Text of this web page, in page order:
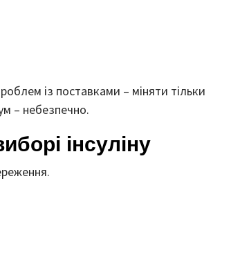
із поставками – міняти тільки
– небезпечно.
інсуліну